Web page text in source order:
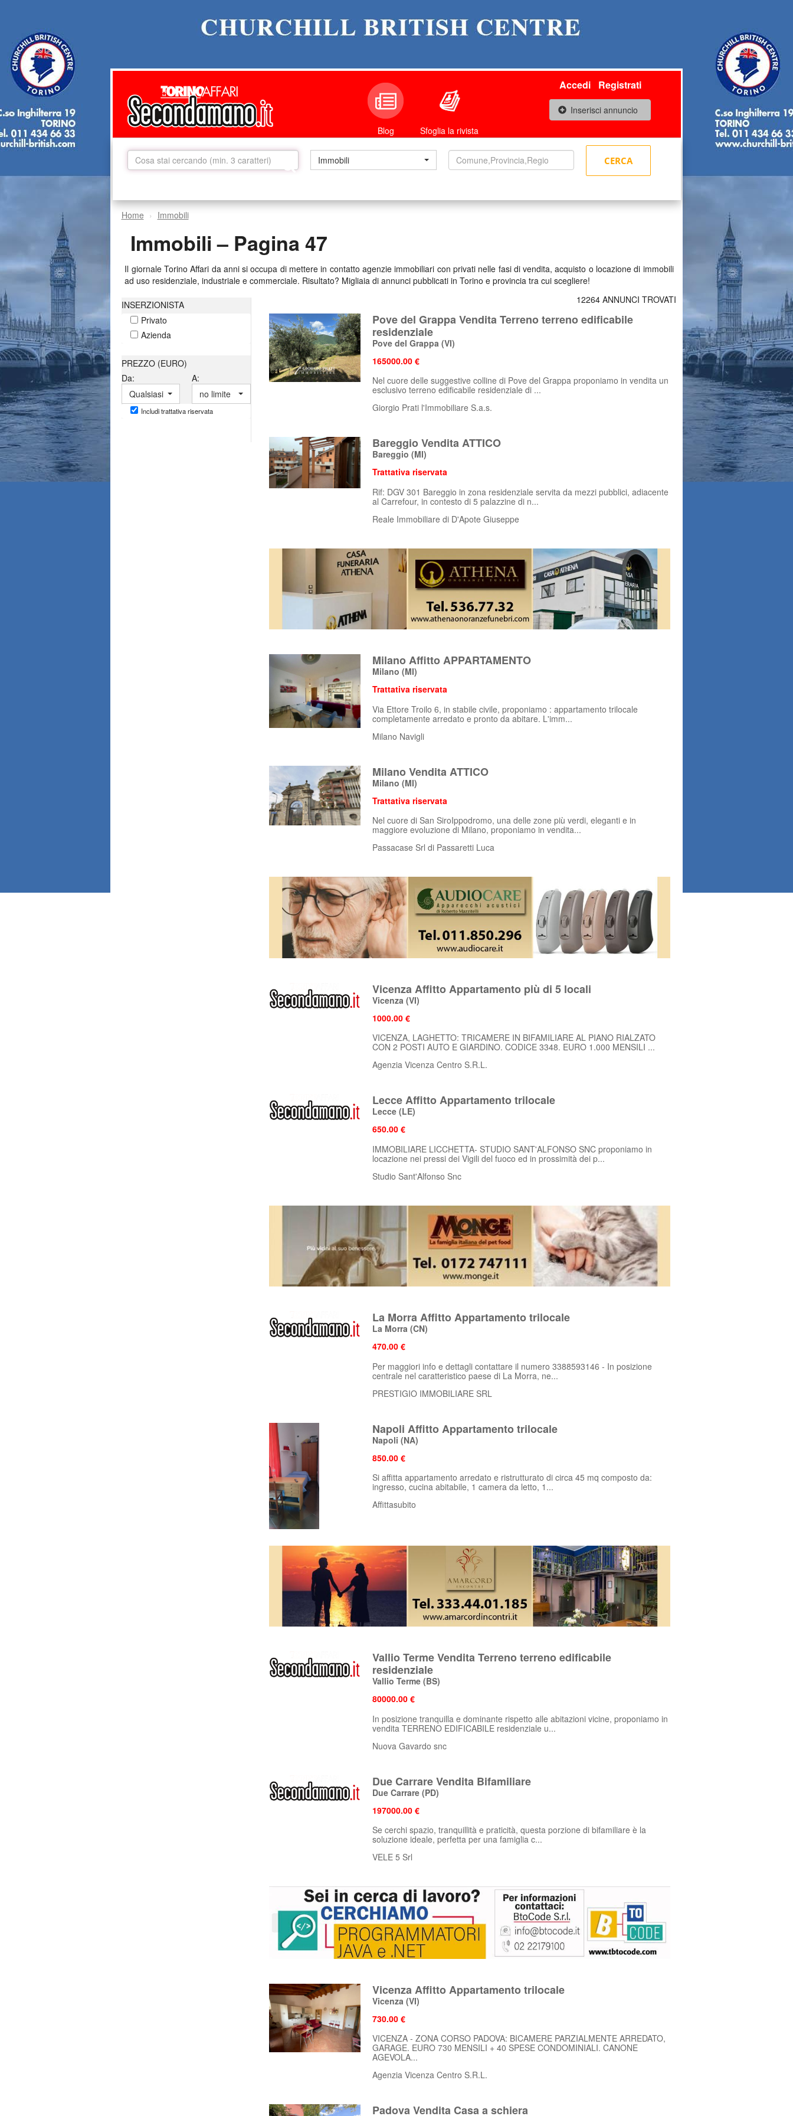
Blog Sfoglia la rivista
Accedi Registrati
Inserisci annuncio
Immobili
Home Immobili
Immobili – Pagina 47
Il giornale Torino Affari da anni si occupa di mettere in contatto agenzie immobiliari con privati nelle fasi di vendita, acquisto o locazione di immobili
ad uso residenziale, industriale e commerciale. Risultato? Migliaia di annunci pubblicati in Torino e provincia tra cui scegliere!
INSERZIONISTA
Privato
Azienda
PREZZO (EURO)
Da:
A:
Qualsiasi
no limite
Includi trattativa riservata
12264 ANNUNCI TROVATI
Pove del Grappa Vendita Terreno terreno edificabile
residenziale
Pove del Grappa (VI)
165000.00 €
Nel cuore delle suggestive colline di Pove del Grappa proponiamo in vendita un
esclusivo terreno edificabile residenziale di ...
Giorgio Prati l'Immobiliare S.a.s.
Bareggio Vendita ATTICO
Bareggio (MI)
Trattativa riservata
Rif: DGV 301 Bareggio in zona residenziale servita da mezzi pubblici, adiacente
al Carrefour, in contesto di 5 palazzine di n...
Reale Immobiliare di D'Apote Giuseppe
Milano Affitto APPARTAMENTO
Milano (MI)
Trattativa riservata
Via Ettore Troilo 6, in stabile civile, proponiamo : appartamento trilocale
completamente arredato e pronto da abitare. L'imm...
Milano Navigli
Milano Vendita ATTICO
Milano (MI)
Trattativa riservata
Nel cuore di San SiroIppodromo, una delle zone più verdi, eleganti e in
maggiore evoluzione di Milano, proponiamo in vendita...
Passacase Srl di Passaretti Luca
Vicenza Affitto Appartamento più di 5 locali
Vicenza (VI)
1000.00 €
VICENZA, LAGHETTO: TRICAMERE IN BIFAMILIARE AL PIANO RIALZATO
CON 2 POSTI AUTO E GIARDINO. CODICE 3348. EURO 1.000 MENSILI ...
Agenzia Vicenza Centro S.R.L.
Lecce Affitto Appartamento trilocale
Lecce(LE)
650.00 €
IMMOBILIARE LICCHETTA- STUDIO SANT'ALFONSO SNC proponiamo in
locazione nei pressi dei Vigili del fuoco ed in prossimità dei p...
Studio Sant'Alfonso Snc
La Morra Affitto Appartamento trilocale
La Morra (CN)
470.00 €
Per maggiori info e dettagli contattare il numero 3388593146 - In posizione
centrale nel caratteristico paese di La Morra, ne...
PRESTIGIO IMMOBILIARE SRL
Napoli Affitto Appartamento trilocale
Napoli (NA)
850.00 €
Si affitta appartamento arredato e ristrutturato di circa 45 mq composto da:
ingresso, cucina abitabile, 1 camera da letto, 1...
Affittasubito
Vallio Terme Vendita Terreno terreno edificabile
residenziale
Vallio Terme(BS)
80000.00 €
In posizione tranquilla e dominante rispetto alle abitazioni vicine, proponiamo in
vendita TERRENO EDIFICABILE residenziale u...
Nuova Gavardo snc
Due Carrare Vendita Bifamiliare
Due Carrare(PD)
197000.00 €
Se cerchi spazio, tranquillità e praticità, questa porzione di bifamiliare è la
soluzione ideale, perfetta per una famiglia c...
VELE 5 Srl
Vicenza Affitto Appartamento trilocale
Vicenza (VI)
730.00 €
VICENZA - ZONA CORSO PADOVA: BICAMERE PARZIALMENTE ARREDATO,
GARAGE. EURO 730 MENSILI + 40 SPESE CONDOMINIALI. CANONE
AGEVOLA...
Agenzia Vicenza Centro S.R.L.
Padova Vendita Casa a schiera